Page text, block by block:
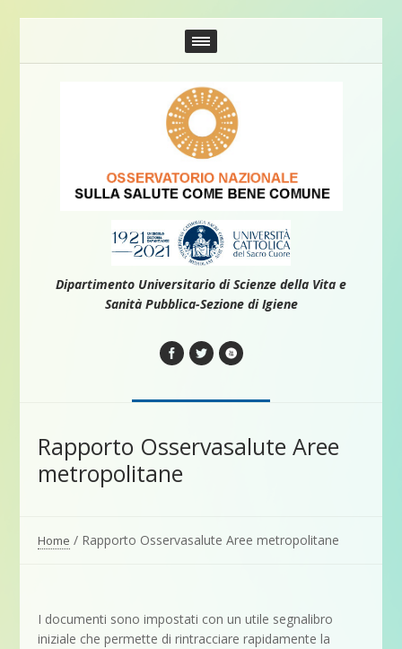
Dipartimento Universitario di Scienze della Vita e
Sanità Pubblica-Sezione di Igiene
Rapporto Osservasalute Aree
metropolitane
Home / Rapporto Osservasalute Aree metropolitane
I documenti sono impostati con un utile segnalibro
iniziale che permette di rintracciare rapidamente la